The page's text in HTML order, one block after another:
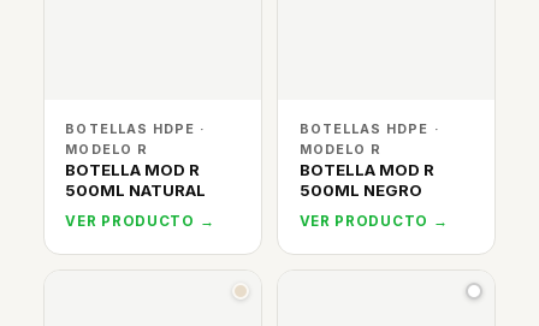
BOTELLAS HDPE ·
MODELO R
BOTELLA MOD R
500ML NATURAL
VER PRODUCTO →
BOTELLAS HDPE ·
MODELO R
BOTELLA MOD R
500ML NEGRO
VER PRODUCTO →